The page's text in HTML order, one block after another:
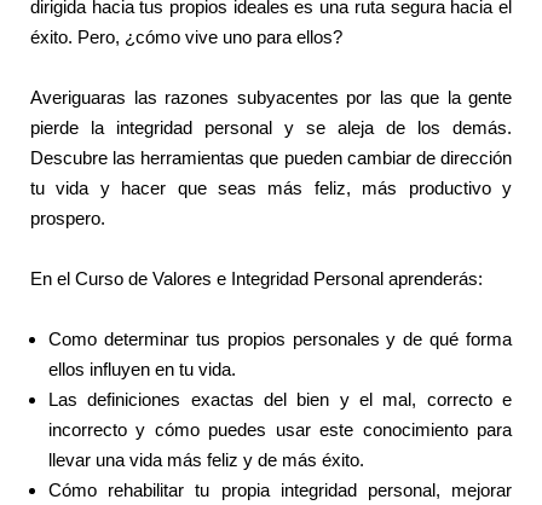
dirigida hacia tus propios ideales es una ruta segura hacia el
éxito. Pero, ¿cómo vive uno para ellos?
Averiguaras las razones subyacentes por las que la gente
pierde la integridad personal y se aleja de los demás.
Descubre las herramientas que pueden cambiar de dirección
tu vida y hacer que seas más feliz, más productivo y
prospero.
En el Curso de Valores e Integridad Personal aprenderás:
Como determinar tus propios personales y de qué forma
ellos influyen en tu vida.
Las definiciones exactas del bien y el mal, correcto e
incorrecto y cómo puedes usar este conocimiento para
llevar una vida más feliz y de más éxito.
Cómo rehabilitar tu propia integridad personal, mejorar